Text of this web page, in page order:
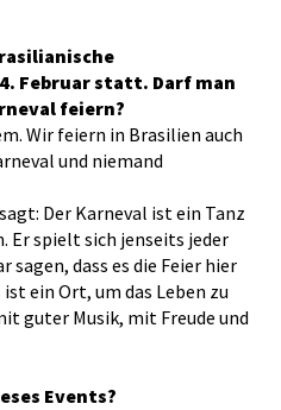
Februar statt. Darf man
feiern?
Wir feiern in Brasilien auch
und niemand
Der Karneval ist ein Tanz
Er spielt sich jenseits jeder
sagen, dass es die Feier hier
ein Ort, um das Leben zu
guter Musik, mit Freude und
Events?